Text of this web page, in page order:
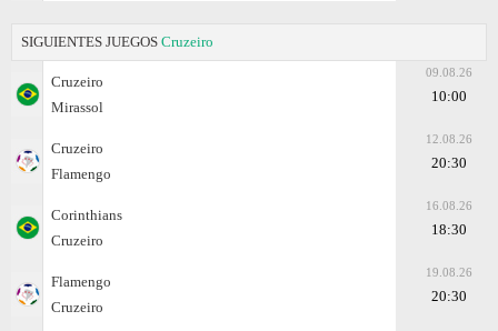
SIGUIENTES JUEGOS Cruzeiro
Cruzeiro
Mirassol
09.08.26
10:00
Cruzeiro
Flamengo
12.08.26
20:30
Corinthians
Cruzeiro
16.08.26
18:30
Flamengo
Cruzeiro
19.08.26
20:30